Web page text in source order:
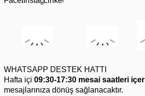
WHATSAPP DESTEK HATTI
Hafta içi 09:30-17:30 mesai saatleri
mesajlarınıza dönüş sağlanacaktır.